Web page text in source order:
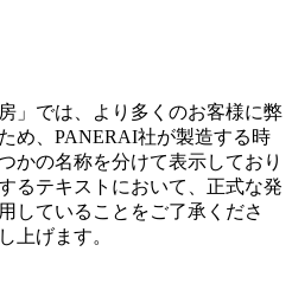
」では、より多くのお客様に弊
め、PANERAI社が製造する時
かの名称を分けて表示しており
るテキストにおいて、正式な発
していることをご了承くださ
上げます。